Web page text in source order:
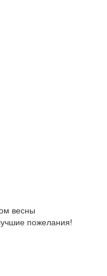
весны
пожелания!